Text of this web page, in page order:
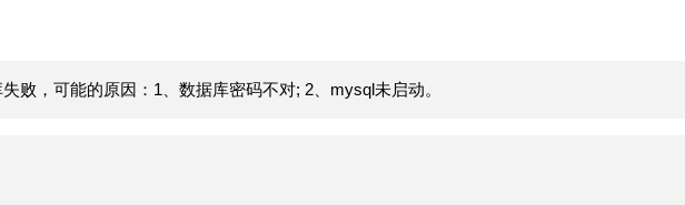
败，可能的原因：1、数据库密码不对; 2、mysql未启动。